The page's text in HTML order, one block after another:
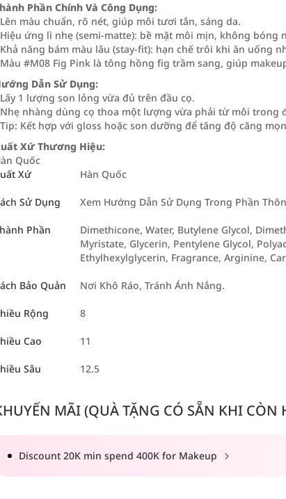
Phần Chính Và Công Dụng:
màu chuẩn, rõ nét, giúp môi tươi tắn, sáng da.
ứng lì nhẹ (semi-matte): bề mặt môi mịn, không bóng
năng bám màu lâu (stay-fit): hạn chế trôi khi ăn uống
#M08 Fig Pink là tông hồng fig trầm sang, giúp
Dẫn Sử Dụng:
1 lượng son lỏng vừa đủ trên đầu cọ.
nhàng dùng cọ thoa một lượng vừa phải từ môi trong
Kết hợp với gloss hoặc son dưỡng để tăng độ căng
Xứ Thương Hiệu:
Quốc
Xứ
Hàn Quốc
Sử Dụng Xem Hướng Dẫn Sử Dụng Trong Phần
Phần
Dimethicone, Water, Butylene Glycol,
Myristate, Glycerin, Pentylene Glycol,
Ethylhexylglycerin, Fragrance, Arginine,
Bảo Quản Nơi Khô Ráo, Tránh Ánh Nắng.
Rộng 8
Cao 11
Sâu 12.5
MÃI (QUÀ TẶNG CÓ SẴN KHI CÒN
Discount 20K min spend 400K for Makeup